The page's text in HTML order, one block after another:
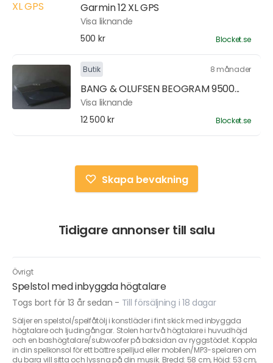
Garmin 12 XL GPS
Visa liknande
500 kr
Blocket.se
Butik 8 månader
BANG & OLUFSEN BEOGRAM 9500...
Visa liknande
12 500 kr
Blocket.se
Skapa bevakning
Tidigare annonser till salu
Övrigt
Spelstol med inbyggda högtalare
Togs bort för 13 år sedan - Till försäljning i 18 dagar
Säljer en spelstol/spelfåtölj i konstläder i fint skick med inbyggda
högtalare och ljudingångar. Stolen har två högtalare i huvudhöjd
och en bashögtalare/subwoofer på baksidan av ryggstödet. Koppla
in din spelkonsol för ett bättre spelljud eller mobilen/MP3-spelaren om
du bara vill sitta och lyssna på din musik. Bredd: 58 cm, Höjd: 53 cm,